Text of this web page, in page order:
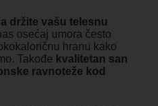
držite vašu telesnu
osećaj umora često
hranu kako
Takođe kvalitetan san
ravnoteže kod